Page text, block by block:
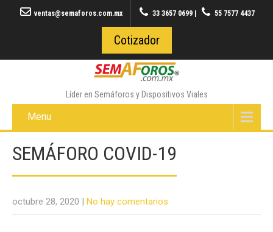
ventas@semaforos.com.mx 33 3657 0699 55 7577 4437
Cotizador
Líder en Semáforos y Dispositivos Viales
Menu
SEMÁFORO COVID-19
octubre 28, 2020 | No hay comentarios